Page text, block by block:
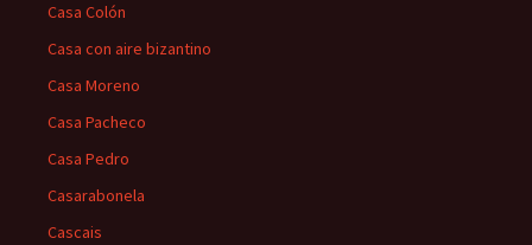
Casa Colón
Casa con aire bizantino
Casa Moreno
Casa Pacheco
Casa Pedro
Casarabonela
Cascais